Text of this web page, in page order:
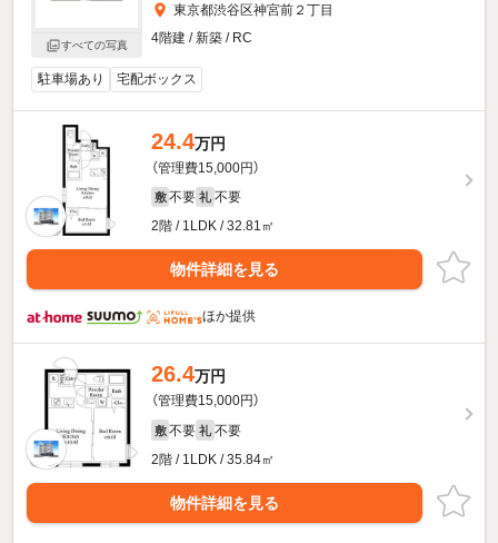
すべての写真
東京都渋谷区神宮前２丁目
4階建 / 新築 / RC
駐車場あり 宅配ボックス
24.4万円
（管理費15,000円）
敷 不要 礼 不要
2階 / 1LDK / 32.81㎡
物件詳細を見る
ほか提供
26.4万円
（管理費15,000円）
敷 不要 礼 不要
2階 / 1LDK / 35.84㎡
物件詳細を見る